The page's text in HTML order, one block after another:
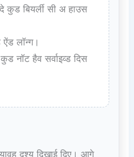
कुड बियर्ली सी अ हाउस
लॉन्ग।
नॉट हैव सर्वाइव्ड दिस
दृश्य दिखाई दिए। आगे